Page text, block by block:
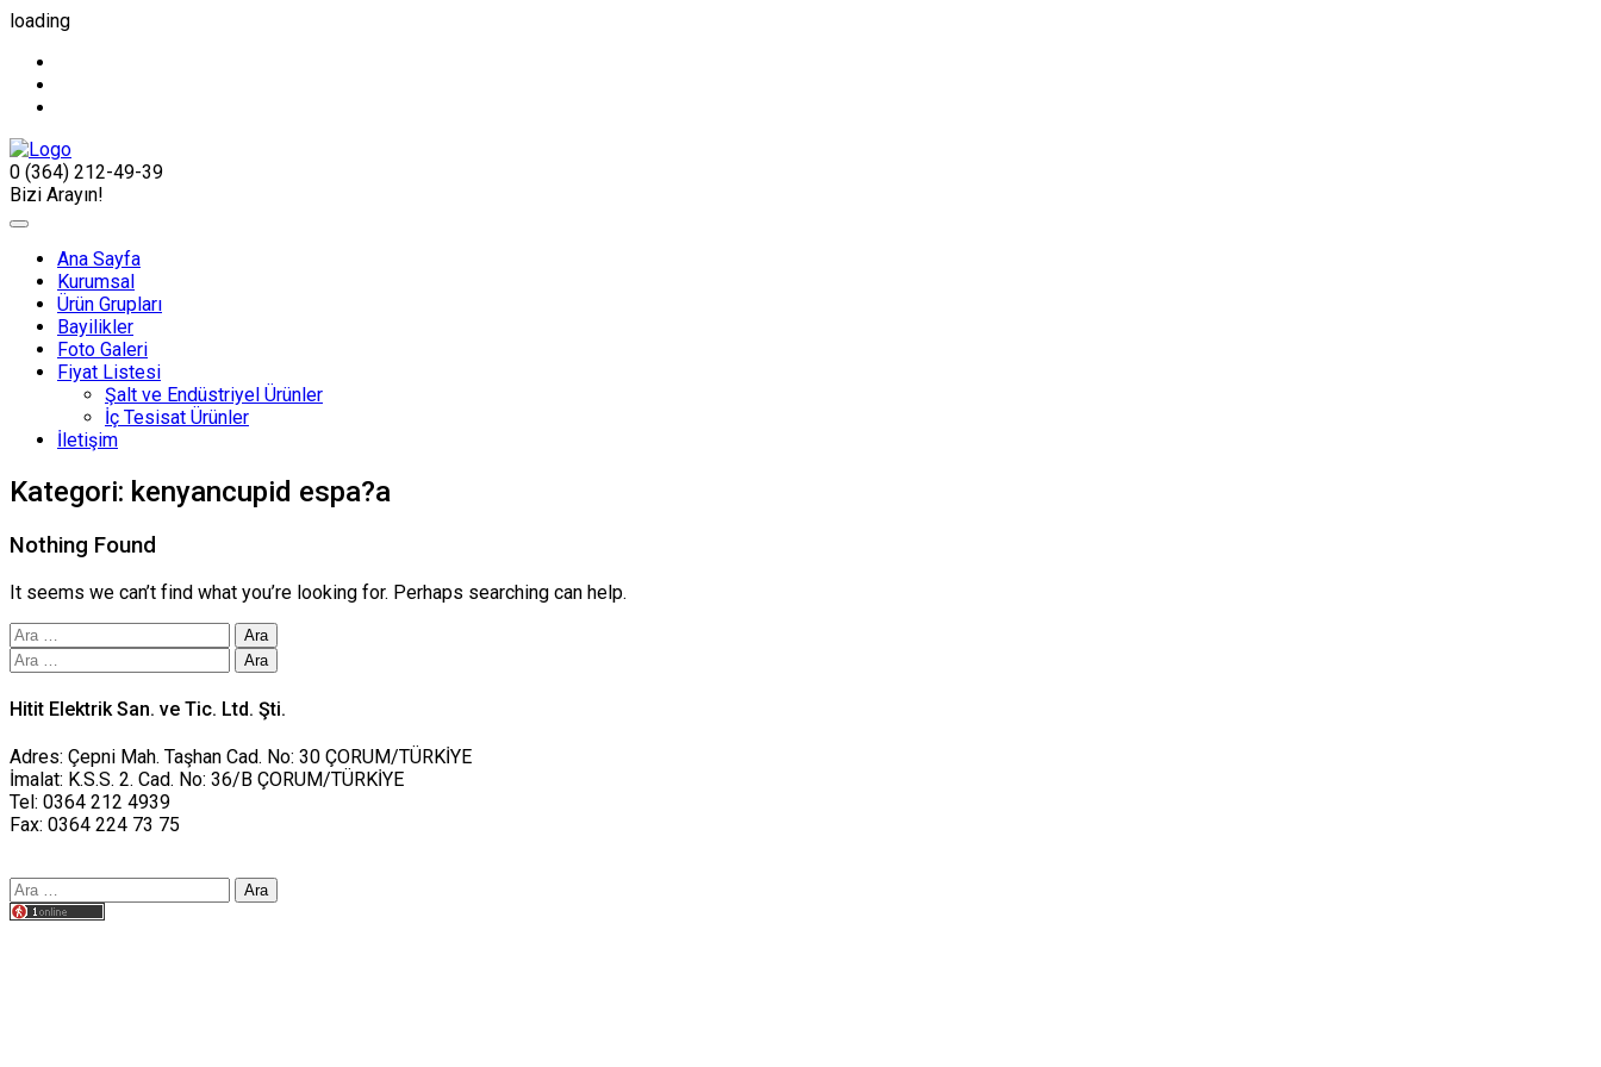
loading
0 (364) 212-49-39
Bizi Arayın!
Ana Sayfa
Kurumsal
Ürün Grupları
Bayilikler
Foto Galeri
Fiyat Listesi
Şalt ve Endüstriyel Ürünler
İç Tesisat Ürünler
İletişim
Kategori: kenyancupid espa?a
Nothing Found
It seems we can’t find what you’re looking for. Perhaps searching can help.
Arama:
Arama:
Hitit Elektrik San. ve Tic. Ltd. Şti.
Adres: Çepni Mah. Taşhan Cad. No: 30 ÇORUM/TÜRKİYE
İmalat: K.S.S. 2. Cad. No: 36/B ÇORUM/TÜRKİYE
Tel: 0364 212 4939
Fax: 0364 224 73 75
Arama: